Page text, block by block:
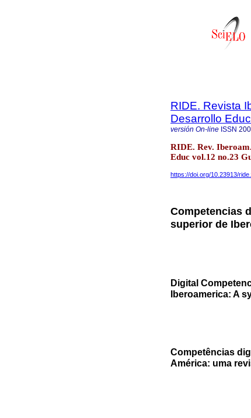
RIDE. Revista
Desarrollo
versión On-line ISSN
RIDE. Rev.
Educ vol.12 no.23
https://doi.org/10.23913/
Competencias
superior de
Digital
Iberoamerica: A
Competências
América: uma